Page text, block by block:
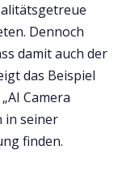
Dennoch
damit auch der
das Beispiel
Camera
in seiner
finden.